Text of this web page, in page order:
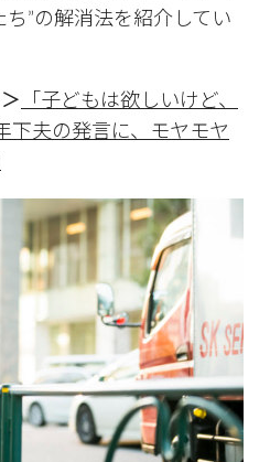
ち”の解消法を紹介してい
「子どもは欲しいけど、
下夫の発言に、モヤモヤ